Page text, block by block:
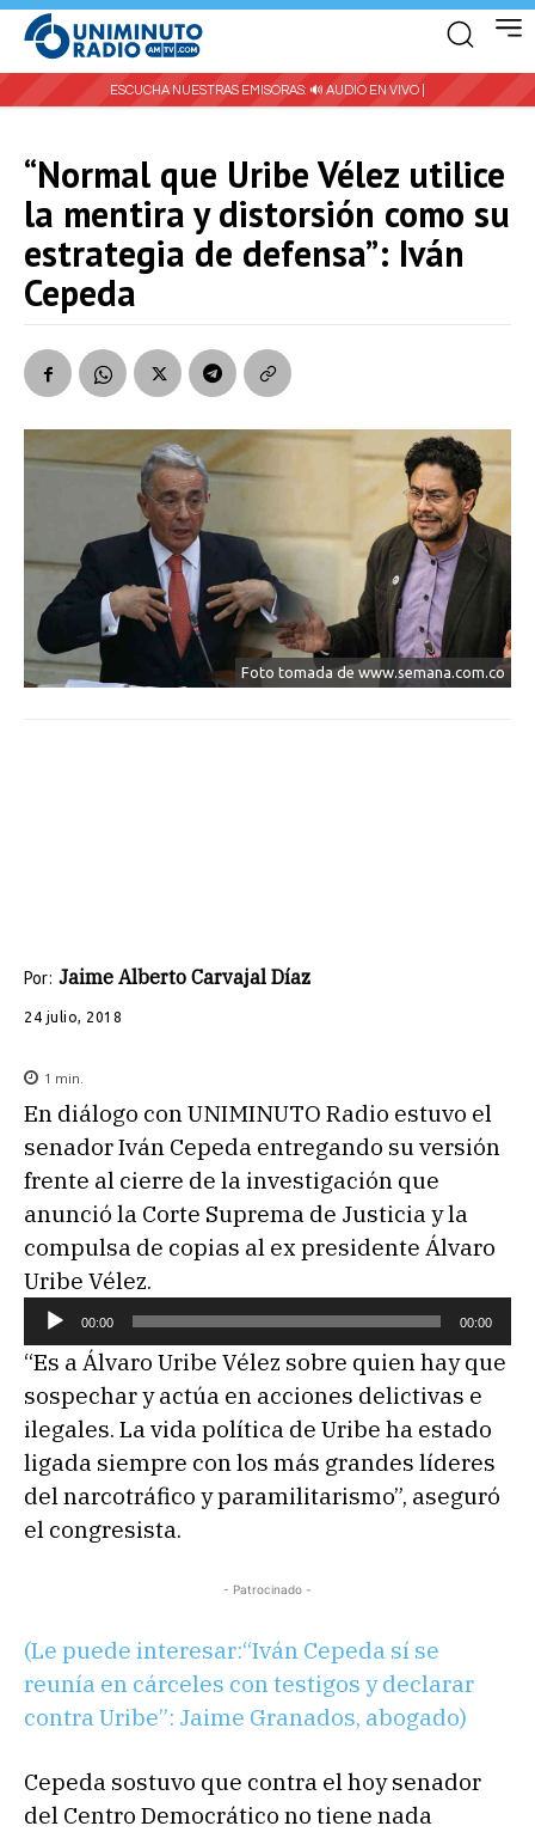
ESCUCHA NUESTRAS EMISORAS: 🔊 AUDIO EN VIVO |
“Normal que Uribe Vélez utilice
la mentira y distorsión como su
estrategia de defensa”: Iván
Cepeda
Foto tomada de www.semana.com.co
Por: Jaime Alberto Carvajal Díaz
24 julio, 2018
1 min.
En diálogo con UNIMINUTO Radio estuvo el
senador Iván Cepeda entregando su versión
frente al cierre de la investigación que
anunció la Corte Suprema de Justicia y la
compulsa de copias al ex presidente Álvaro
Uribe Vélez.
e
p
r
o
d
u
c
r
d
e
u
d
00:00 00:00
“Es a Álvaro Uribe Vélez sobre quien hay que
sospechar y actúa en acciones delictivas e
ilegales. La vida política de Uribe ha estado
ligada siempre con los más grandes líderes
del narcotráfico y paramilitarismo”, aseguró
el congresista.
- Patrocinado -
(Le puede interesar:“Iván Cepeda sí se
reunía en cárceles con testigos y declarar
contra Uribe”: Jaime Granados, abogado)
Cepeda sostuvo que contra el hoy senador
del Centro Democrático no tiene nada